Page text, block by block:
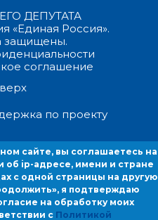
ДЕПУТАТА
«Единая Россия».
защищены.
соглашение
по проекту
сайте, вы соглашаетесь на
адресе, имени и стране домена
страницы на другую и cookies.
сайте, вы соглашаетесь на
ip-адресе, имени и стране
с одной страницы на другую
я подтверждаю
на обработку моих
с Политикой